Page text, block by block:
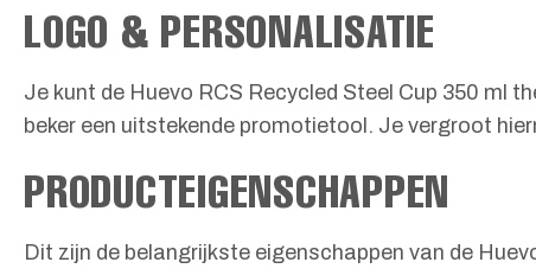
LOGO & PERSONALISATIE
Je kunt de Huevo RCS Recycled Steel Cup 350 ml
beker een uitstekende promotietool. Je vergroot
PRODUCTEIGENSCHAPPEN
Dit zijn de belangrijkste eigenschappen van de